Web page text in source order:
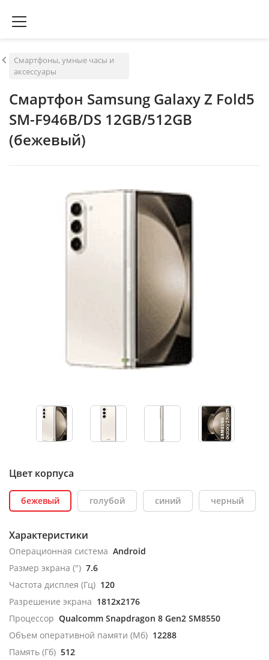
Смартфоны, умные часы и
аксессуары
Смартфон Samsung Galaxy Z Fold5
SM-F946B/DS 12GB/512GB
(бежевый)
Цвет корпуса
бежевый голубой синий черный
Характеристики
Операционная система Android
Размер экрана (") 7.6
Частота дисплея (Гц) 120
Разрешение экрана 1812x2176
Процессор Qualcomm Snapdragon 8 Gen2 SM8550
Объем оперативной памяти (Мб) 12288
Память (Гб) 512